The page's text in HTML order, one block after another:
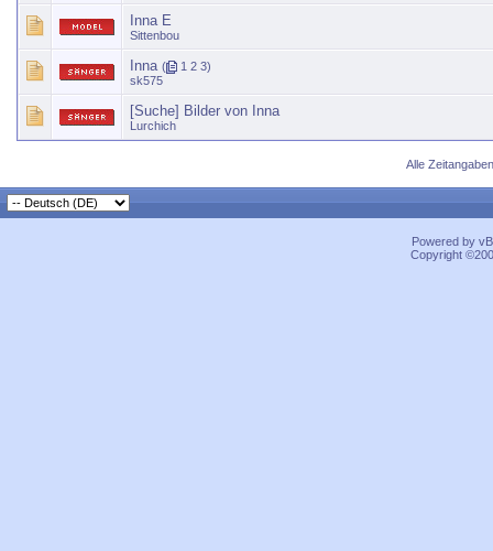
Inna E
Sittenbou
Inna ( 1 2 3)
sk575
[Suche] Bilder von Inna
Lurchich
Alle
Powered by
Copyright